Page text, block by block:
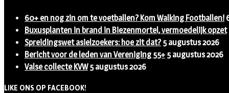
60+ en nog zin om te voetballen? Kom Walking Footballen!
Buxusplanten in brand in Biezenmortel, vermoedelijk opzet
Spreidingswet asielzoekers: hoe zit dat? 5 augustus 2026
Bericht voor de leden van Vereniging 55+ 5 augustus 2026
Valse collecte KVW 5 augustus 2026
LIKE ONS OP FACEBOOK!